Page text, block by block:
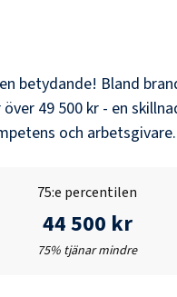
betydande! Bland
49 500 kr - en
och
75:e percentilen
44 500 kr
75% tjänar mindre